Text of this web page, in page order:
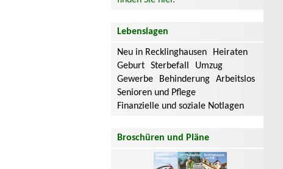
Lebenslagen
Neu in Recklinghausen
Heiraten
Geburt
Sterbefall
Umzug
Gewerbe
Behinderung
Arbeitslos
Senioren und Pflege
Finanzielle und soziale Notlagen
Broschüren und Pläne